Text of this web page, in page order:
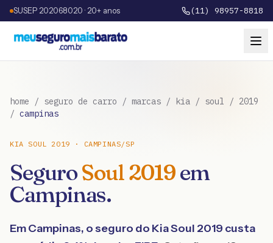
SUSEP 202068020 · 20+ anos (11) 98957-8818
home / seguro de carro / marcas / kia / soul / 2019
/ campinas
KIA SOUL 2019 · CAMPINAS/SP
SeguroSoul2019em
Campinas.
EmCampinas, o seguro do KiaSoul 2019 custa